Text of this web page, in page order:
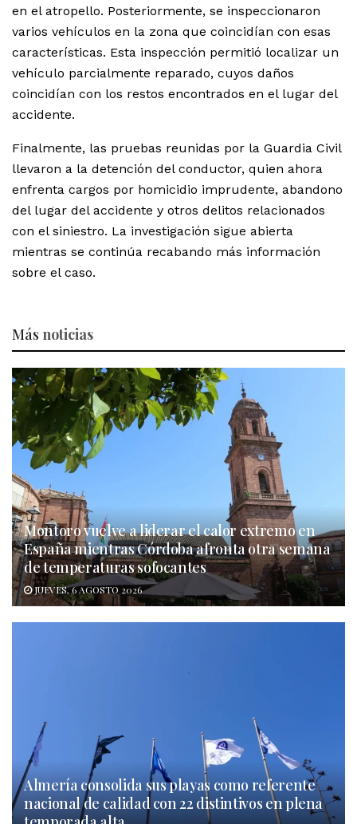
en el atropello. Posteriormente, se inspeccionaron
varios vehículos en la zona que coincidían con esas
características. Esta inspección permitió localizar un
vehículo parcialmente reparado, cuyos daños
coincidían con los restos encontrados en el lugar del
accidente.
Finalmente, las pruebas reunidas por la Guardia Civil
llevaron a la detención del conductor, quien ahora
enfrenta cargos por homicidio imprudente, abandono
del lugar del accidente y otros delitos relacionados
con el siniestro. La investigación sigue abierta
mientras se continúa recabando más información
sobre el caso.
Más noticias
Montoro vuelve a liderar el calor extremo en
España mientras Córdoba afronta otra semana
de temperaturas sofocantes
JUEVES, 6 AGOSTO 2026
Almería consolida sus playas como referente
nacional de calidad con 22 distintivos en plena